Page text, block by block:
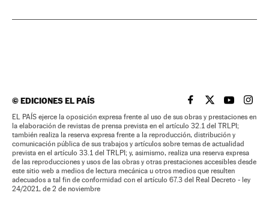
©EDICIONES EL PAÍS EL PAÍS BRASIL EN
EL PAÍSEL PAÍS
EL
EL PAÍS ejerce la oposición expresa frente al uso de sus obras y prestaciones en
la elaboración de revistas de prensa prevista en el artículo 32.1 del TRLPI;
también realiza la reserva expresa frente a la reproducción, distribución y
comunicación pública de sus trabajos y artículos sobre temas de actualidad
prevista en el artículo 33.1 del TRLPI; y, asimismo, realiza una reserva expresa
de las reproducciones y usos de las obras y otras prestaciones accesibles desde
este sitio web a medios de lectura mecánica u otros medios que resulten
adecuados a tal fin de conformidad con el artículo 67.3 del Real Decreto - ley
24/2021, de 2 de noviembre